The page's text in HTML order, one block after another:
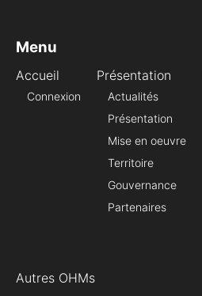
Menu
Accueil
Connexion
Présentation
Actualités
Présentation
Mise en oeuvre
Territoire
Gouvernance
Partenaires
Autres OHMs